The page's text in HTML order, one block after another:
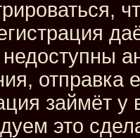
недоступны
отправка
займёт у
это